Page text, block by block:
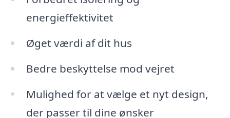
energieffektivitet
Øget værdi af dit hus
Bedre beskyttelse mod vejret
Mulighed for at vælge et nyt design,
der passer til dine ønsker